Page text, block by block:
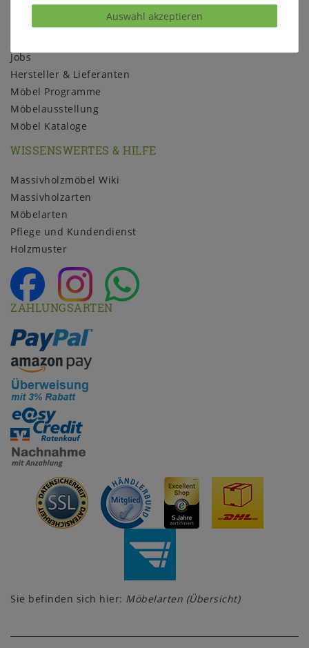
CASA DE MOBILA
Jobs
Hersteller & Lieferanten
Möbel Programme
Möbelausstellung
Möbel Kataloge
WISSENSWERTES & HILFE
Massivholzmöbel Wiki
Massivholzarten
Möbelarten
Pflege und Kundendienst
Holzmuster
ZAHLUNGSARTEN
Sie befinden sich hier: Möbelarten (Übersicht)
Auswahl akzeptieren